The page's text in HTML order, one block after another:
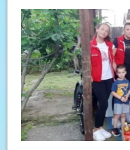
Помоћ
(ФОТО)
Aci Periću
izliječi